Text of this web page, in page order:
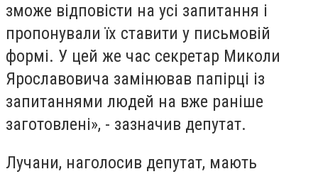
зможе відповісти на усі запитання і
пропонували їх ставити у письмовій
формі. У цей же час секретар Миколи
Ярославовича замінював папірці із
запитаннями людей на вже раніше
заготовлені», - зазначив депутат.
Лучани, наголосив депутат, мають